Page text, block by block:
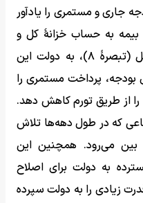
جاری و مستمری را یادآور
به حساب خزانۀ کل و
پرداخت مستمری‌ها از همان محل (تبصرۀ ۸)، به دولت این
پرداخت مستمری را
را از طریق تورم کاهش دهد.
که در طول دهه‌ها تلاش
بین می‌رود. همچنین این
به دولت برای اصلاح
زیادی را به دولت سپرده